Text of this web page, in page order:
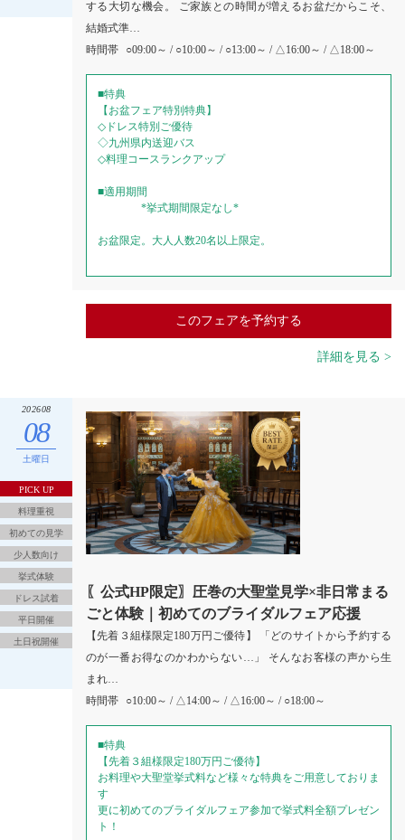
する大切な機会。 ご家族との時間が増えるお盆だからこそ、
結婚式準…
時間帯
○09:00～ / ○10:00～ / ○13:00～ / △16:00～ / △18:00～
■特典
【お盆フェア特別特典】
◇ドレス特別ご優待
◇九州県内送迎バス
◇料理コースランクアップ
■適用期間
*挙式期間限定なし*
お盆限定。大人人数20名以上限定。
このフェアを予約する
詳細を見る >
202608
08
土曜日
PICK UP
料理重視
初めての見学
少人数向け
挙式体験
ドレス試着
平日開催
土日祝開催
〖公式HP限定〗圧巻の大聖堂見学×非日常まる
ごと体験｜初めてのブライダルフェア応援
【先着３組様限定180万円ご優待】 「どのサイトから予約する
のが一番お得なのかわからない…」 そんなお客様の声から生
まれ…
時間帯
○10:00～ / △14:00～ / △16:00～ / ○18:00～
■特典
【先着３組様限定180万円ご優待】
お料理や大聖堂挙式料など様々な特典をご用意しておりま
す
更に初めてのブライダルフェア参加で挙式料全額プレゼン
ト！